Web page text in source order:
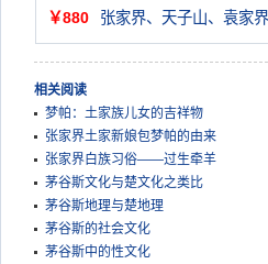
￥880
张家界、天子山、袁家
相关阅读
梦帕：土家族儿女的吉祥物
张家界土家新娘包梦帕的由来
张家界白族习俗——过生牵羊
茅谷斯文化与楚文化之类比
茅谷斯地理与楚地理
茅谷斯的社会文化
茅谷斯中的性文化